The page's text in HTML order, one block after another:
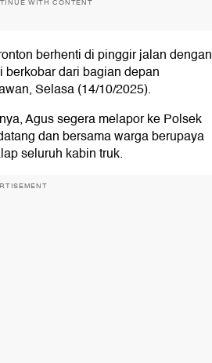
WITH CONTENT
berhenti di pinggir jalan dengan
dari bagian depan
Selasa (14/10/2025).
Agus segera melapor ke Polsek
dan bersama warga berupaya
seluruh kabin truk.